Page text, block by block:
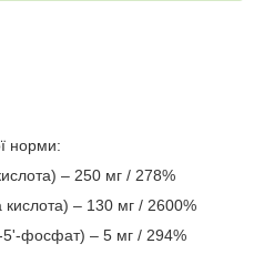
норми:
– 250 мг / 278%
кислота) – 130 мг / 2600%
5'-фосфат) – 5 мг / 294%